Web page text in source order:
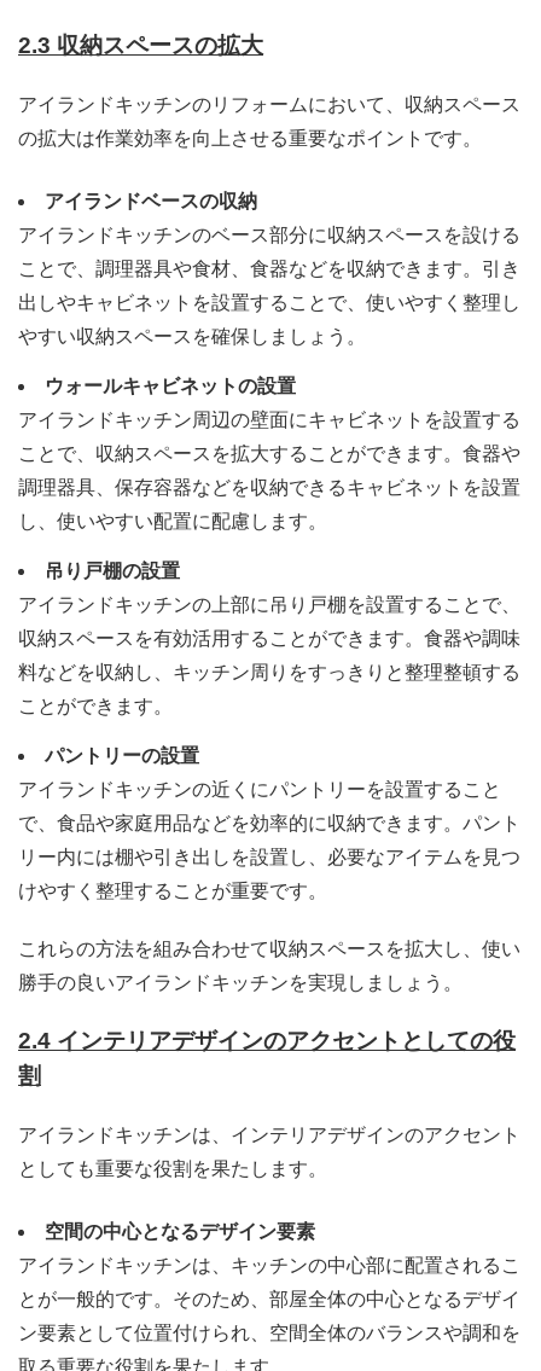
2.3 収納スペースの拡大
アイランドキッチンのリフォームにおいて、収納スペース
の拡大は作業効率を向上させる重要なポイントです。
アイランドベースの収納
アイランドキッチンのベース部分に収納スペースを設ける
ことで、調理器具や食材、食器などを収納できます。引き
出しやキャビネットを設置することで、使いやすく整理し
やすい収納スペースを確保しましょう。
ウォールキャビネットの設置
アイランドキッチン周辺の壁面にキャビネットを設置する
ことで、収納スペースを拡大することができます。食器や
調理器具、保存容器などを収納できるキャビネットを設置
し、使いやすい配置に配慮します。
吊り戸棚の設置
アイランドキッチンの上部に吊り戸棚を設置することで、
収納スペースを有効活用することができます。食器や調味
料などを収納し、キッチン周りをすっきりと整理整頓する
ことができます。
パントリーの設置
アイランドキッチンの近くにパントリーを設置すること
で、食品や家庭用品などを効率的に収納できます。パント
リー内には棚や引き出しを設置し、必要なアイテムを見つ
けやすく整理することが重要です。
これらの方法を組み合わせて収納スペースを拡大し、使い
勝手の良いアイランドキッチンを実現しましょう。
2.4 インテリアデザインのアクセントとしての役
割
アイランドキッチンは、インテリアデザインのアクセント
としても重要な役割を果たします。
空間の中心となるデザイン要素
アイランドキッチンは、キッチンの中心部に配置されるこ
とが一般的です。そのため、部屋全体の中心となるデザイ
ン要素として位置付けられ、空間全体のバランスや調和を
取る重要な役割を果たします。